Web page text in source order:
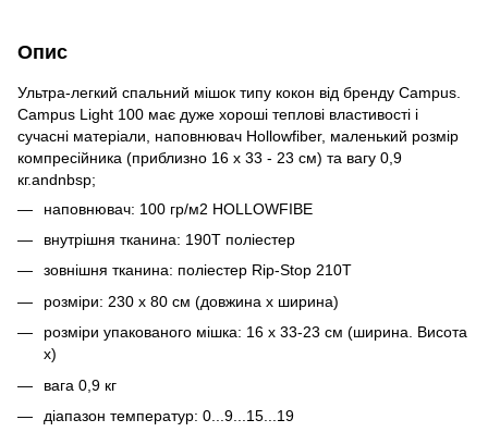
Опис
Ультра-легкий спальний мішок типу кокон від бренду Campus.
Campus Light 100 має дуже хороші теплові властивості і
сучасні матеріали, наповнювач Hollowfiber, маленький розмір
компресійника (приблизно 16 х 33 - 23 см) та вагу 0,9
кг.andnbsp;
наповнювач: 100 гр/м2 HOLLOWFIBE
внутрішня тканина: 190T поліестер
зовнішня тканина: поліестер Rip-Stop 210T
розміри: 230 х 80 см (довжина х ширина)
розміри упакованого мішка: 16 х 33-23 см (ширина. Висота
х)
вага 0,9 кг
діапазон температур: 0...9...15...19